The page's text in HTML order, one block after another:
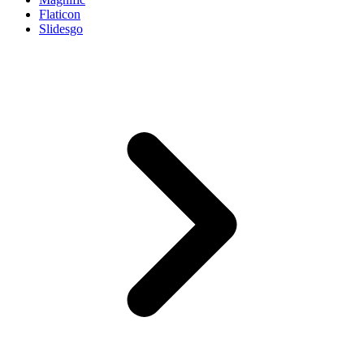
Flaticon
Slidesgo